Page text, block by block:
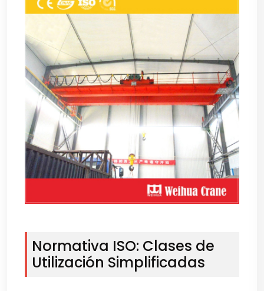
Normativa ISO: Clases de
Utilización Simplificadas